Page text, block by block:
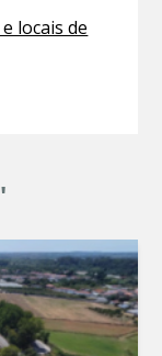
locais de